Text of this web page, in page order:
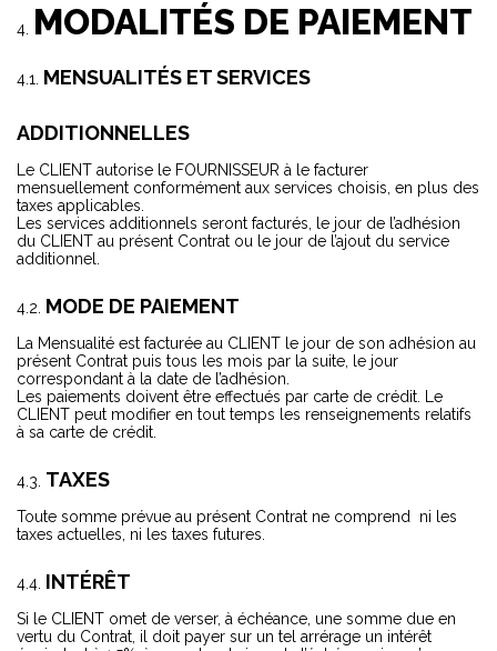
MODALITÉS DE PAIEMENT
MENSUALITÉS ET SERVICES
ADDITIONNELLES
Le CLIENT autorise le FOURNISSEUR à le facturer
mensuellement conformément aux services choisis, en plus des
taxes applicables.
Les services additionnels seront facturés, le jour de l’adhésion
du CLIENT au présent Contrat ou le jour de l’ajout du service
additionnel.
MODE DE PAIEMENT
La Mensualité est facturée au CLIENT le jour de son adhésion au
présent Contrat puis tous les mois par la suite, le jour
correspondant à la date de l’adhésion.
Les paiements doivent être effectués par carte de crédit. Le
CLIENT peut modifier en tout temps les renseignements relatifs
à sa carte de crédit.
TAXES
Toute somme prévue au présent Contrat ne comprend ni les
taxes actuelles, ni les taxes futures.
INTÉRÊT
Si le CLIENT omet de verser, à échéance, une somme due en
vertu du Contrat, il doit payer sur un tel arrérage un intérêt